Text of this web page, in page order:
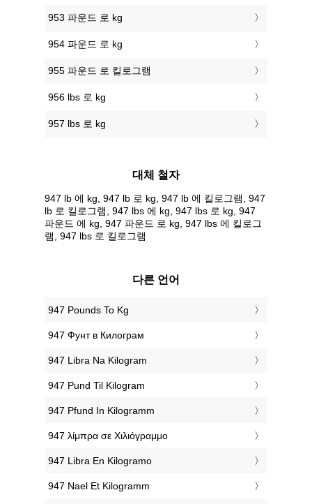
953 파운드 로 kg
954 파운드 로 kg
955 파운드 로 킬로그램
956 lbs 로 kg
957 lbs 로 kg
대체 철자
947 lb 에 kg, 947 lb 로 kg, 947 lb 에 킬로그램, 947
lb 로 킬로그램, 947 lbs 에 kg, 947 lbs 로 kg, 947
파운드 에 kg, 947 파운드 로 kg, 947 lbs 에 킬로그
램, 947 lbs 로 킬로그램
다른 언어
‎947 Pounds To Kg
‎947 Фунт в Килограм
‎947 Libra Na Kilogram
‎947 Pund Til Kilogram
‎947 Pfund In Kilogramm
‎947 λίμπρα σε Χιλιόγραμμο
‎947 Libra En Kilogramo
‎947 Nael Et Kilogramm